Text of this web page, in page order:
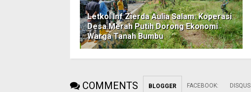
Letkol Inf Zierda Aulia Salam: Koperasi
Desa Merah Putih Dorong Ekonomi
Warga Tanah Bumbu
COMMENTS BLOGGER FACEBOOK: DISQUS